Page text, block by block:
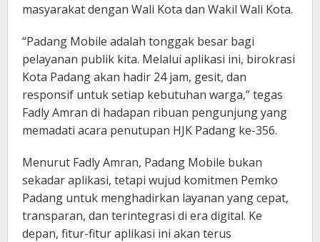
masyarakat dengan Wali Kota dan Wakil Wali Kota.
“Padang Mobile adalah tonggak besar bagi
pelayanan publik kita. Melalui aplikasi ini, birokrasi
Kota Padang akan hadir 24 jam, gesit, dan
responsif untuk setiap kebutuhan warga,” tegas
Fadly Amran di hadapan ribuan pengunjung yang
memadati acara penutupan HJK Padang ke-356.
Menurut Fadly Amran, Padang Mobile bukan
sekadar aplikasi, tetapi wujud komitmen Pemko
Padang untuk menghadirkan layanan yang cepat,
transparan, dan terintegrasi di era digital. Ke
depan, fitur-fitur aplikasi ini akan terus